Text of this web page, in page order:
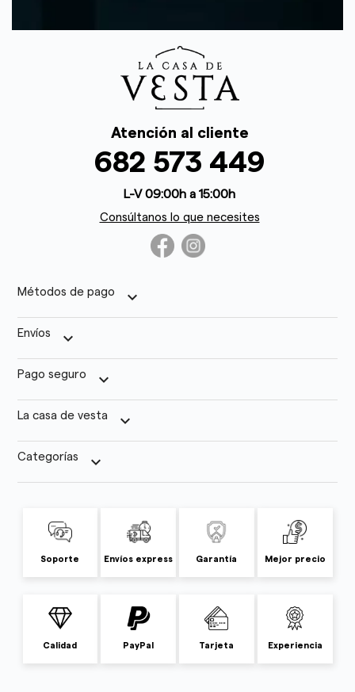
Atención al cliente
682 573 449
L-V 09:00h a 15:00h
Consúltanos lo que necesites
Métodos de pago keyboard_arrow_down
Envíos keyboard_arrow_down
Pago seguro keyboard_arrow_down
La casa de vesta keyboard_arrow_down
Categorías keyboard_arrow_down
Soporte Envíos express Garantía Mejor precio
Calidad PayPal Tarjeta Experiencia